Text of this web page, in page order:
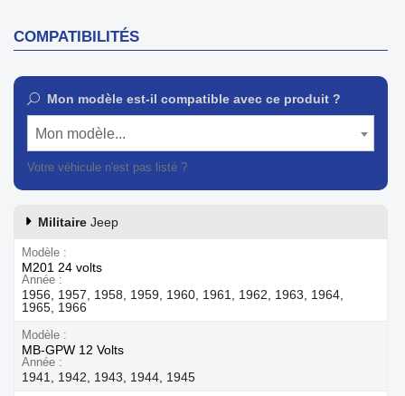
COMPATIBILITÉS
Mon modèle est-il compatible avec ce produit ?
Mon modèle...
Votre véhicule n'est pas listé ?
Militaire Jeep
Modèle
M201 24 volts
Année
1956, 1957, 1958, 1959, 1960, 1961, 1962, 1963, 1964,
1965, 1966
Modèle
MB-GPW 12 Volts
Année
1941, 1942, 1943, 1944, 1945